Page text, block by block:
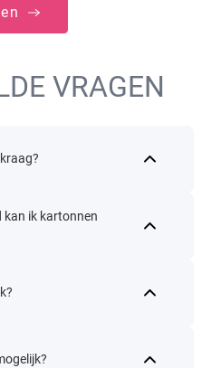
VRAGEN
kan ik kartonnen